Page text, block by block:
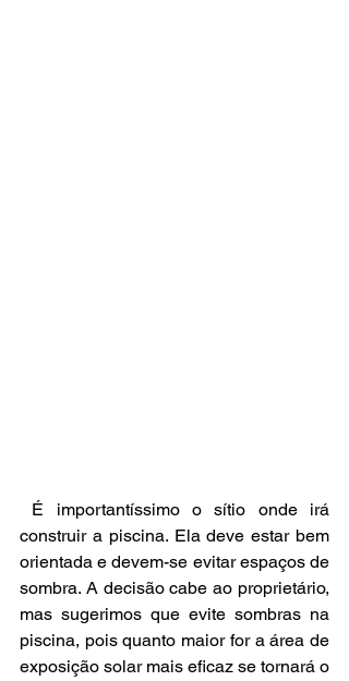
construir a piscina. Ela deve estar bem
orientada e devem-se evitar espaços de
sombra. A decisão cabe ao proprietário,
mas sugerimos que evite sombras na
piscina, pois quanto maior for a área de
exposição solar mais eficaz se tornará o